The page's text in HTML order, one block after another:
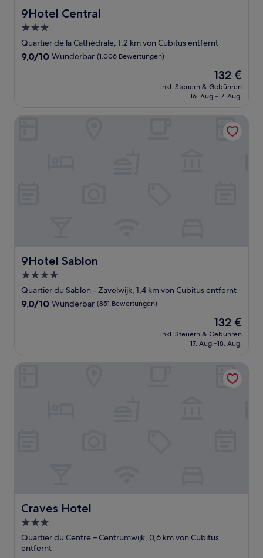
9Hotel Central
9Hotel Central
3.0-
Sterne-
Unterkunft
Quartier de la Cathédrale, 1,2 km von Cubitus entfernt
9.0
9,0/10 Wunderbar (1.006 Bewertungen)
Der
Preis
beträgt
132 €
inkl. Steuern & Gebühren
16. Aug.–17. Aug.
9Hotel Sablon
9Hotel Sablon
4.0-
Sterne-
Unterkunft
Quartier du Sablon - Zavelwijk, 1,4 km von Cubitus entfernt
9.0
9,0/10 Wunderbar (851 Bewertungen)
Der
Preis
beträgt
132 €
inkl. Steuern & Gebühren
17. Aug.–18. Aug.
Craves Hotel
Craves Hotel
3.0-
Sterne-
Unterkunft
Quartier du Centre – Centrumwijk, 0,6 km von Cubitus
entfernt